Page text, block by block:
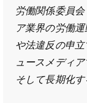
労働関係委員
ア業界の労働
や法違反の申
ュースメディ
そして長期化す